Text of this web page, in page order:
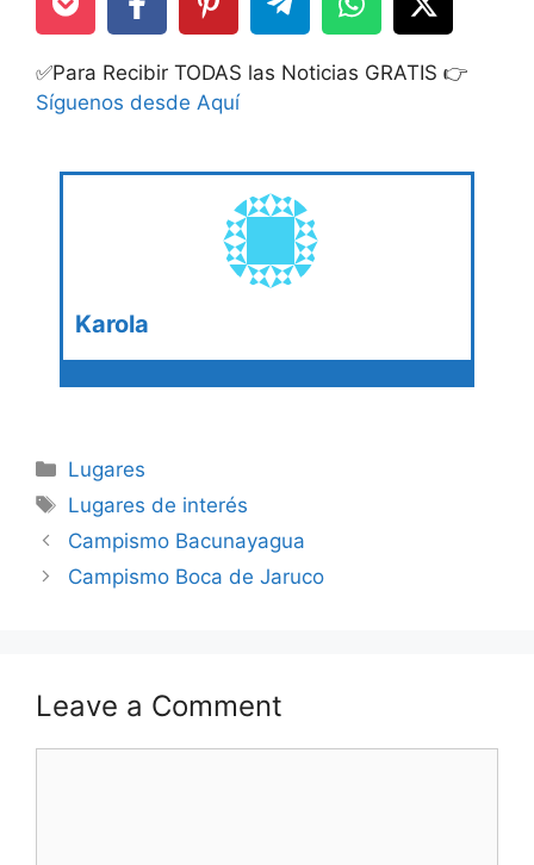
✅Para Recibir TODAS las Noticias GRATIS 👉
Síguenos desde Aquí
Karola
Categories
Lugares
Tags
Lugares de interés
Campismo Bacunayagua
Campismo Boca de Jaruco
Leave a Comment